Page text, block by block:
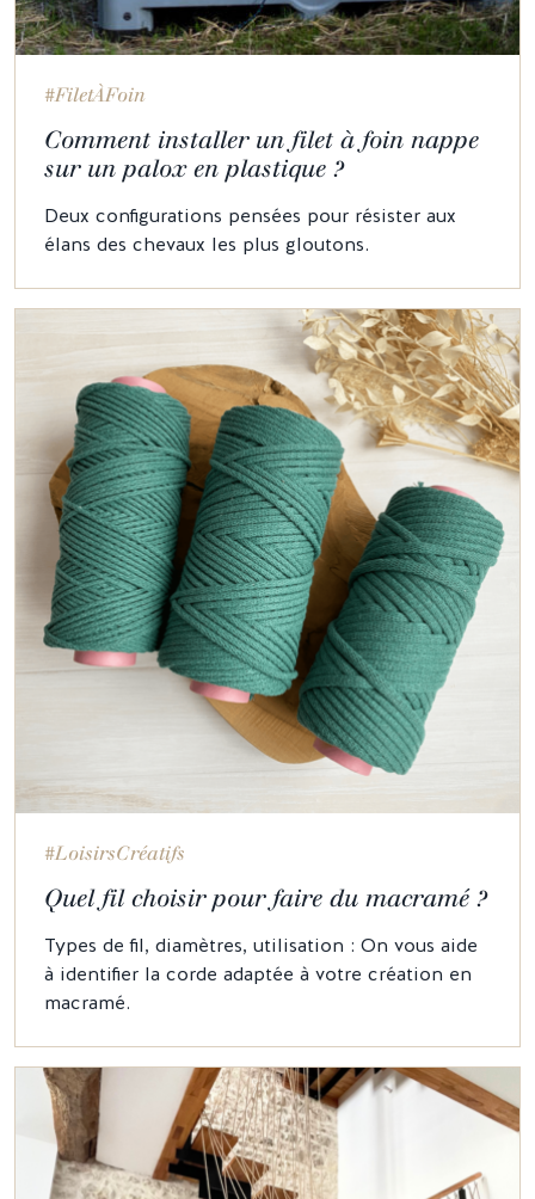
#FiletÀFoin
Comment installer un filet à foin nappe
sur un palox en plastique ?
Deux configurations pensées pour résister aux
élans des chevaux les plus gloutons.
#LoisirsCréatifs
Quel fil choisir pour faire du macramé ?
Types de fil, diamètres, utilisation : On vous aide
à identifier la corde adaptée à votre création en
macramé.